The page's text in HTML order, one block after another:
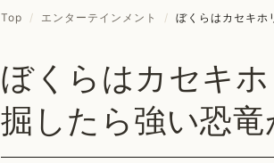
Top / エンターテインメント / ぼくらはカセキホ
ぼくらはカセキ
掘したら強い恐